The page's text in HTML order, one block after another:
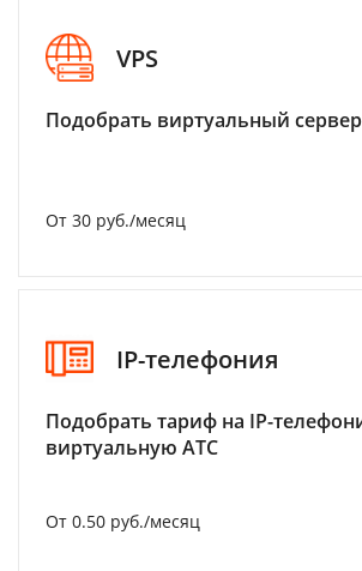
VPS
Подобрать виртуальный сервер
От 30 руб./месяц
IP-телефония
Подобрать тариф на IP-
виртуальную АТС
От 0.50 руб./месяц